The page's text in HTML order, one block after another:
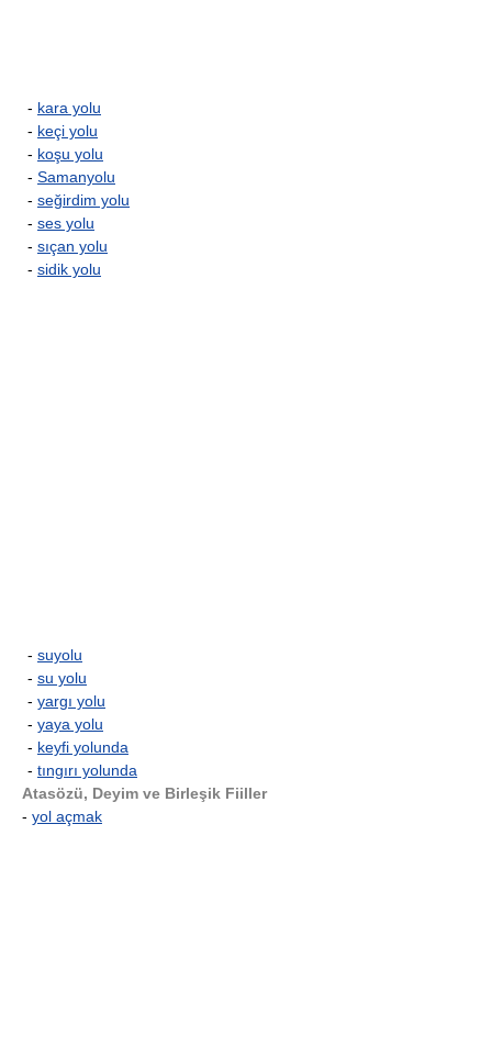
- kara yolu
- keçi yolu
- koşu yolu
- Samanyolu
- seğirdim yolu
- ses yolu
- sıçan yolu
- sidik yolu
- suyolu
- su yolu
- yargı yolu
- yaya yolu
- keyfi yolunda
- tıngırı yolunda
Atasözü, Deyim ve Birleşik Fiiller
- yol açmak